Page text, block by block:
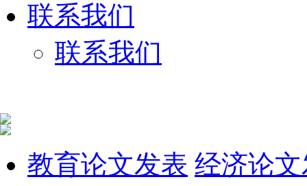
联系我们
联系我们
教育论文发表 经济论